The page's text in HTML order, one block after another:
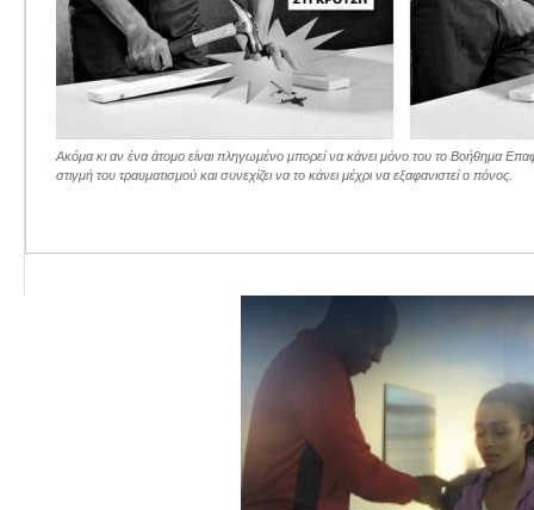
Ακόμα κι αν ένα άτομο είναι πληγωμένο μπορεί να κάνει μόνο του το Βοήθημα
στιγμή του τραυματισμού και συνεχίζει να το κάνει μέχρι να εξαφανιστεί ο πόνος.